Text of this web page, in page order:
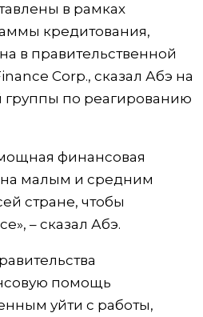
в рамках
кредитования,
в правительственной
Corp., сказал Абэ на
по реагированию
финансовая
малым и средним
стране, чтобы
– сказал Абэ.
помощь
уйти с работы,